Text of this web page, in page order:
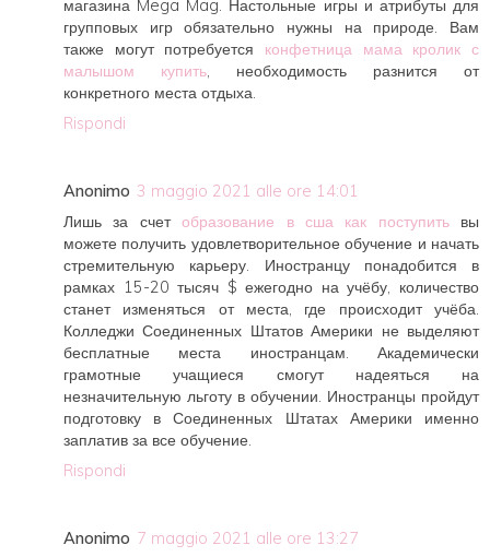
магазина Mega Mag. Настольные игры и атрибуты для
групповых игр обязательно нужны на природе. Вам
также могут потребуется конфетница мама кролик с
малышом купить, необходимость разнится от
конкретного места отдыха.
Rispondi
Anonimo 3 maggio 2021 alle ore 14:01
Лишь за счетобразование в сша как поступитьвы
можете получить удовлетворительное обучение и начать
стремительную карьеру. Иностранцу понадобится в
рамках 15-20 тысяч $ ежегодно на учёбу, количество
станет изменяться от места, где происходит учёба.
Колледжи Соединенных Штатов Америки не выделяют
бесплатные места иностранцам. Академически
грамотные учащиеся смогут надеяться на
незначительную льготу в обучении. Иностранцы пройдут
подготовку в Соединенных Штатах Америки именно
заплатив за все обучение.
Rispondi
Anonimo 7 maggio 2021 alle ore 13:27